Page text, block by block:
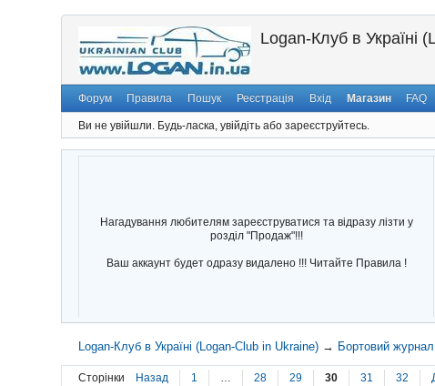
Logan-Клуб в Україні
Форум Правила Пошук Реєстрація Вхід Магазин FAQ
Ви не увійшли. Будь-ласка, увійдіть або зареєструйтесь.
Нагадування любителям зареєструватися та відразу лізти у
розділ "Продаж"!!!
Ваш аккаунт будет одразу видалено !!! Читайте Правила !
Logan-Клуб в Україні (Logan-Club in Ukraine) → Бортовий журнал
Сторінки Назад 1 … 28 29 30 31 32